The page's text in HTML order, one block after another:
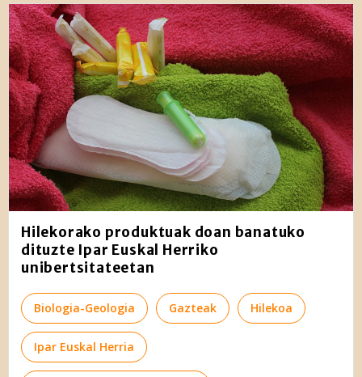
Hilekorako produktuak doan banatuko
dituzte Ipar Euskal Herriko
unibertsitateetan
Biologia-Geologia Gazteak Hilekoa
Ipar Euskal Herria